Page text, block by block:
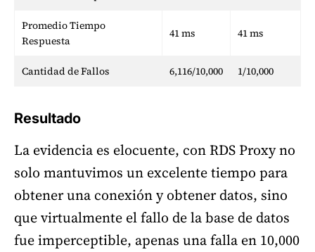
Promedio Tiempo
Respuesta
41 ms 41 ms
Cantidad de Fallos 6,116/10,000 1/10,000
Resultado
La evidencia es elocuente, con RDS Proxy no
solo mantuvimos un excelente tiempo para
obtener una conexión y obtener datos, sino
que virtualmente el fallo de la base de datos
fue imperceptible, apenas una falla en 10,000